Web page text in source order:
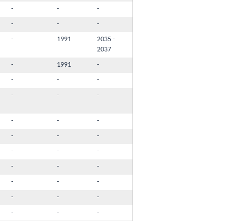
- -
-
- -
-
- 1991
2035 -
2037
- 1991
-
- -
-
- - -
- -
-
- -
-
- -
-
- -
-
- -
-
- -
-
- - -